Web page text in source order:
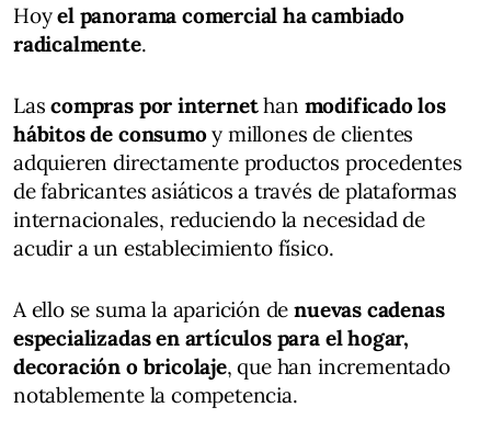
Hoyel panorama comercial ha cambiado
radicalmente.
Las compras por internethan modificado los
hábitos de consumoy millones de clientes
adquieren directamente productos procedentes
de fabricantes asiáticos a través de plataformas
internacionales, reduciendo la necesidad de
acudir a un establecimiento físico.
A ello se suma la aparición de nuevas cadenas
especializadas en artículos para el hogar,
decoración o bricolaje, que han incrementado
notablemente la competencia.